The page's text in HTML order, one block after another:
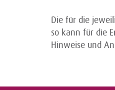
Die für die
so kann für die
Hinweise und